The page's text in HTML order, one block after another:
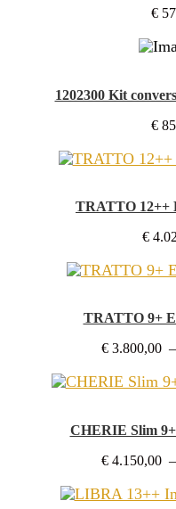
€
1202300 Kit
€
TRATTO 12++
€
TRATTO 9+
€3.800,00 –
CHERIE Slim
€4.150,00 –